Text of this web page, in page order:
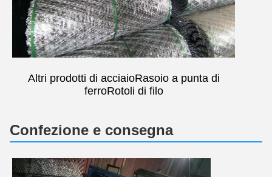
Altri prodotti di acciaioRasoio a punta di
ferroRotoli di filo
Confezione e consegna